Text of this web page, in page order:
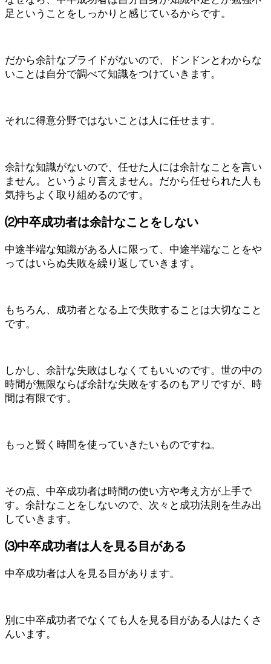
足ということをしっかりと感じているからです。
だから余計なプライドがないので、ドンドンとわからな
いことは自分で調べて知識をつけていきます。
それに得意分野ではないことは人に任せます。
余計な知識がないので、任せた人には余計なことを言い
ません。というより言えません。だから任せられた人も
気持ちよく取り組めるのです。
⑵中卒成功者は余計なことをしない
中途半端な知識がある人に限って、中途半端なことをや
ってはいらぬ失敗を繰り返していきます。
もちろん、成功者となる上で失敗することは大切なこと
です。
しかし、余計な失敗はしなくてもいいのです。世の中の
時間が無限ならば余計な失敗をするのもアリですが、時
間は有限です。
もっと賢く時間を使っていきたいものですね。
その点、中卒成功者は時間の使い方や考え方が上手で
す。余計なことをしないので、次々と成功法則を生み出
していきます。
⑶中卒成功者は人を見る目がある
中卒成功者は人を見る目があります。
別に中卒成功者でなくても人を見る目がある人はたくさ
んいます。